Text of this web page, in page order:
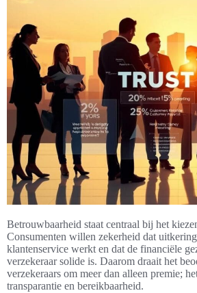
Betrouwbaarheid staat centraal bij het
Consumenten willen zekerheid dat
klantenservice werkt en dat de financiële
verzekeraar solide is. Daarom draait het
verzekeraars om meer dan alleen premie;
transparantie en bereikbaarheid.